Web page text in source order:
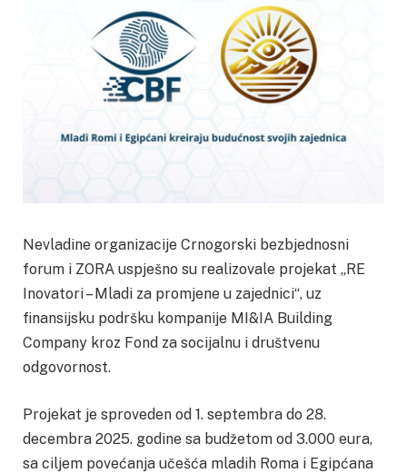
Nevladine organizacije Crnogorski bezbjednosni
forum i ZORA uspješno su realizovale projekat „RE
Inovatori – Mladi za promjene u zajednici“, uz
finansijsku podršku kompanije MI&IA Building
Company kroz Fond za socijalnu i društvenu
odgovornost.
Projekat je sproveden od 1. septembra do 28.
decembra 2025. godine sa budžetom od 3.000 eura,
sa ciljem povećanja učešća mladih Roma i Egipćana